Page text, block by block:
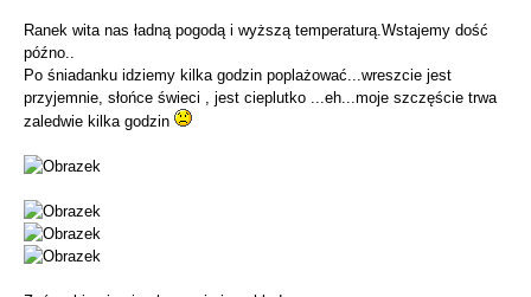
Ranek wita nas ładną pogodą i wyższą temperaturą.Wstajemy dość
późno..
Po śniadanku idziemy kilka godzin poplażować...wreszcie jest
przyjemnie, słońce świeci , jest cieplutko ...eh...moje szczęście trwa
zaledwie kilka godzin